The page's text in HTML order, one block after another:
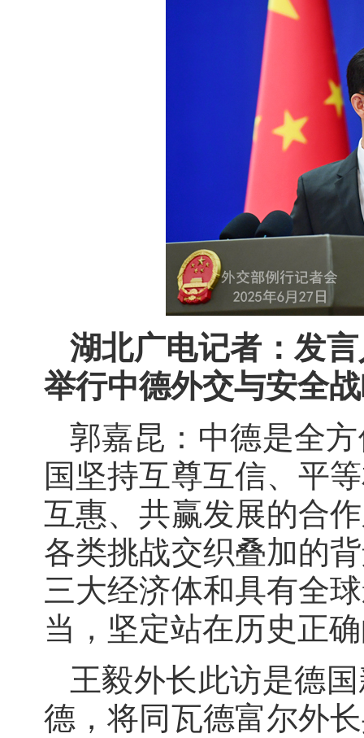
湖北广电记者：发
举行中德外交与安全
郭嘉昆：中德是全
国坚持互尊互信、平
互惠、共赢发展的合
各类挑战交织叠加的
三大经济体和具有全
当，坚定站在历史正
王毅外长此访是德
德，将同瓦德富尔外